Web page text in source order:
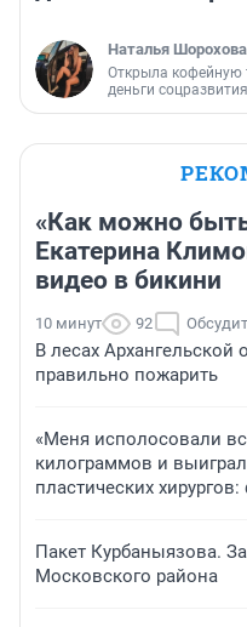
Наталья Шорохова
Открыла кофейную
деньги соцразвития
«Как можно
Екатерина
видео в бикини
10 минут 92
В лесах Архангельской
правильно пожарить
«Меня исполосовали
килограммов и
пластических
Пакет Курбаныязова.
Московского района